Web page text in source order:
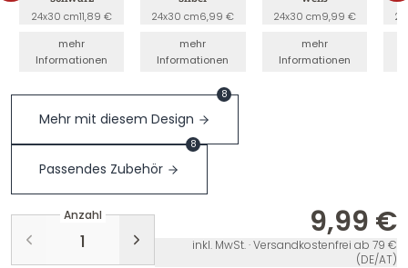
24x30 cm11,89 €
mehr
Informationen
24x30 cm6,99 €
mehr
Informationen
24x30 cm9,99 €
mehr
Informationen
Mehr mit diesem Design
8
Passendes Zubehör
8
Anzahl 9,99 €
inkl. MwSt. · Versandkostenfrei ab 79 €
(DE/AT)